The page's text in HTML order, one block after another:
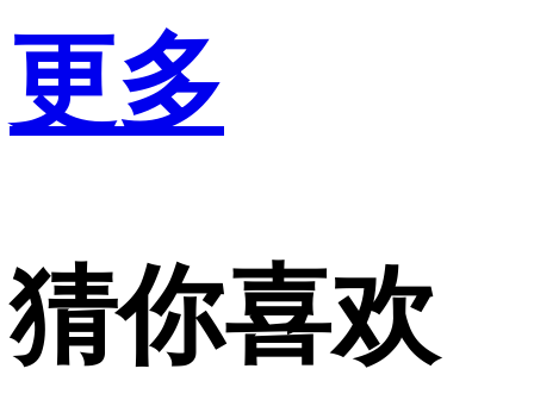
更多
猜你喜欢